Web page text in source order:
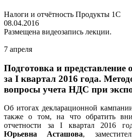
Налоги и отчётность Продукты 1С
08.04.2016
Размещена видеозапись лекции.
7 апреля
Подготовка и представление
за I квартал 2016 года.
вопросы учета НДС при
Об итогах декларационной
также о том, на что обратить
отчетности за I квартал 2016
Юрьевна Асташова,